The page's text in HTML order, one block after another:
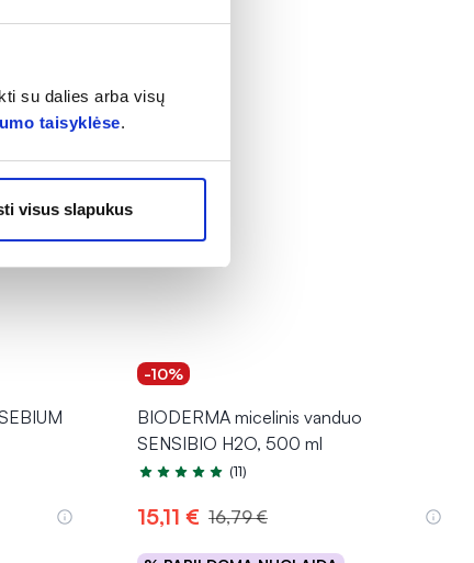
su dalies arba visų
taisyklėse.
visus slapukus
-10%
BIODERMA micelinis vanduo
SENSIBIO H2O, 500 ml
Įvertinimas 5.0 iš 5
(11)
15,11 € 16,79 €